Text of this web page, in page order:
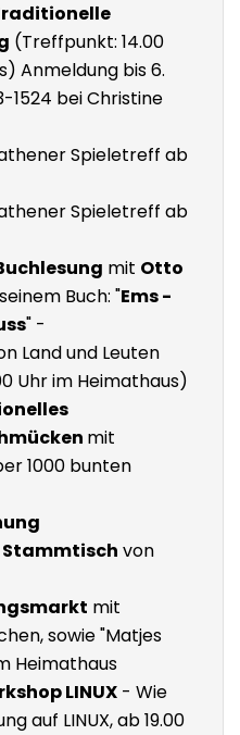
(Treffpunkt: 14.00
Anmeldung bis 6.
1524 bei Christine
Spieletreff ab
Spieletreff ab
mit Otto
Buch: "Ems -
" -
Land und Leuten
Uhr im Heimathaus)
mit
1000 bunten
von
mit
sowie "Matjes
Heimathaus
LINUX - Wie
auf LINUX, ab 19.00